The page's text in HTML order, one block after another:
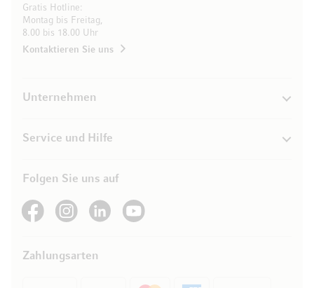
Gratis Hotline:
Montag bis Freitag,
8.00 bis 18.00 Uhr
Kontaktieren Sie uns
Unternehmen
Service und Hilfe
Folgen Sie uns auf
See our FacebookSee our Instagram account
See our LinkedInSee our YouTube channel
Zahlungsarten